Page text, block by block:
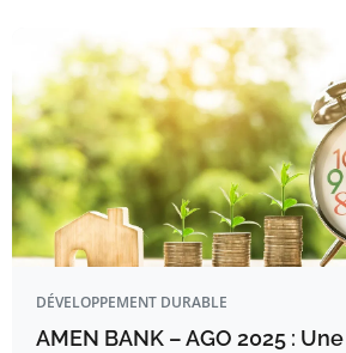
DÉVELOPPEMENT DURABLE
AMEN BANK – AGO 2025 :